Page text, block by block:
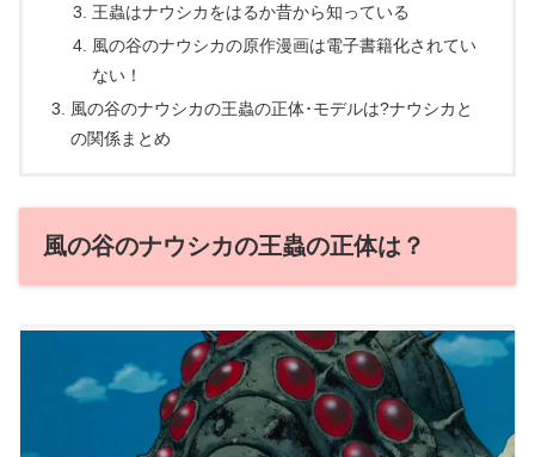
王蟲はナウシカをはるか昔から知っている
風の谷のナウシカの原作漫画は電子書籍化されてい
ない！
風の谷のナウシカの王蟲の正体･モデルは?ナウシカと
の関係まとめ
風の谷のナウシカの王蟲の正体は？